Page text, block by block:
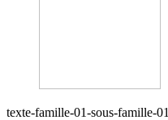
texte-famille-01-sous-famille-01